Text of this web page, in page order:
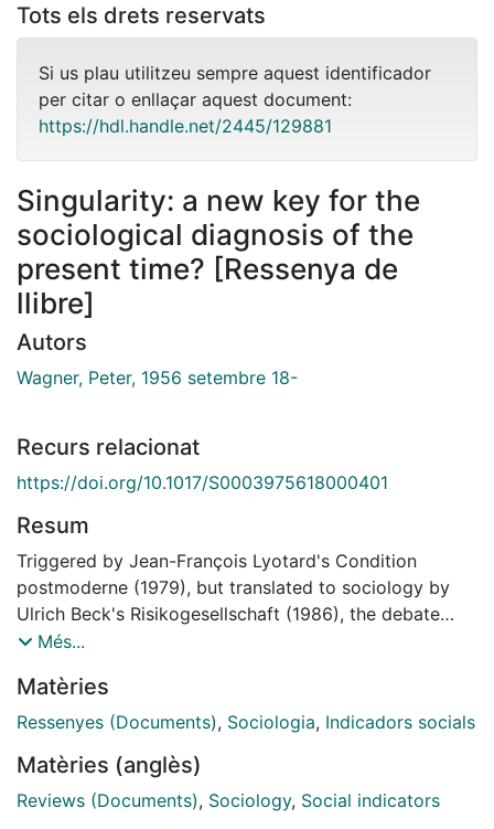
Tots els drets reservats
Si us plau utilitzeu sempre aquest identificador
per citar o enllaçar aquest document:
https://hdl.handle.net/2445/129881
Singularity: a new key for the
sociological diagnosis of the
present time? [Ressenya de
llibre]
Autors
Wagner, Peter, 1956 setembre 18-
Recurs relacionat
https://doi.org/10.1017/S0003975618000401
Resum
Triggered by Jean-François Lyotard's Condition
postmoderne (1979), but translated to sociology by
Ulrich Beck's Risikogesellschaft (1986), the debate
about transformations of modernity has been going on
to overcome the notion that "modern societies", once
firmly established, would no longer undergo major
objective could be considered accomplished
Més...
Matèries
Ressenyes (Documents), Sociologia, Indicadors socials
Matèries (anglès)
Reviews (Documents), Sociology, Social indicators